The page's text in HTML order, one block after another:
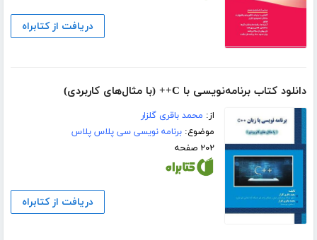
دریافت از کتابراه
دانلود کتاب برنامه‌نویسی با C++ (با مثال‌های کاربردی)
از: محمد باقری گلزار
موضوع:برنامه نویسی سی پلاس پلاس
۲۰۲ صفحه
دریافت از کتابراه